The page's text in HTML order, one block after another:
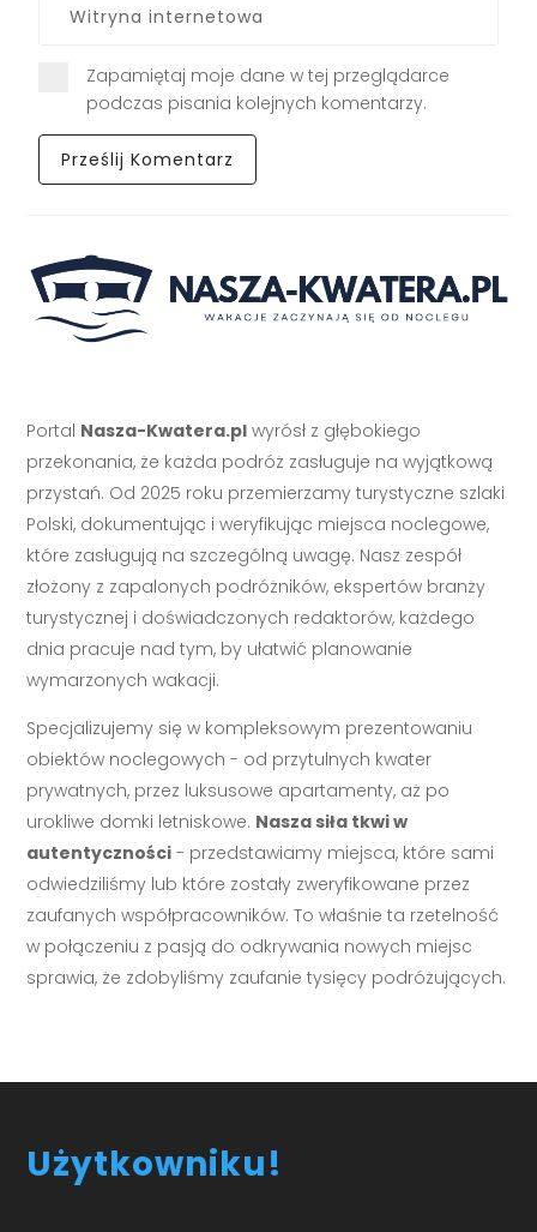
Zapamiętaj moje dane w tej przeglądarce
podczas pisania kolejnych komentarzy.
Portal Nasza-Kwatera.pl wyrósł z głębokiego
przekonania, że każda podróż zasługuje na wyjątkową
przystań. Od 2025 roku przemierzamy turystyczne szlaki
Polski, dokumentując i weryfikując miejsca noclegowe,
które zasługują na szczególną uwagę. Nasz zespół
złożony z zapalonych podróżników, ekspertów branży
turystycznej i doświadczonych redaktorów, każdego
dnia pracuje nad tym, by ułatwić planowanie
wymarzonych wakacji.
Specjalizujemy się w kompleksowym prezentowaniu
obiektów noclegowych - od przytulnych kwater
prywatnych, przez luksusowe apartamenty, aż po
urokliwe domki letniskowe. Nasza siła tkwi w
autentyczności - przedstawiamy miejsca, które sami
odwiedziliśmy lub które zostały zweryfikowane przez
zaufanych współpracowników. To właśnie ta rzetelność
w połączeniu z pasją do odkrywania nowych miejsc
sprawia, że zdobyliśmy zaufanie tysięcy podróżujących.
Użytkowniku!